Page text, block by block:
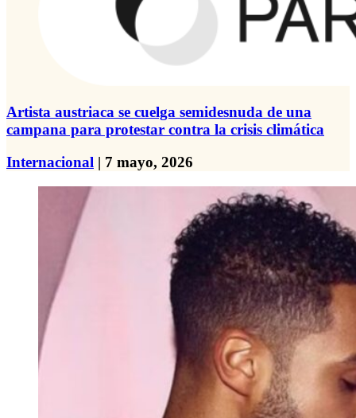
Artista austriaca se cuelga semidesnuda de una
campana para protestar contra la crisis climática
Internacional | 7 mayo, 2026